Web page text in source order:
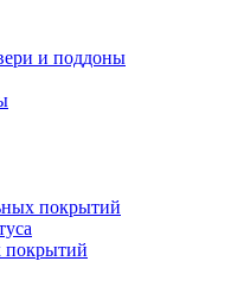
и поддоны
покрытий
покрытий